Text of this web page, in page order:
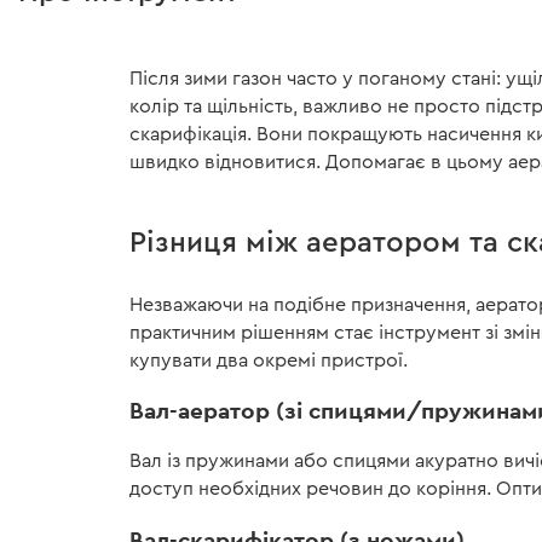
Всі характеристикиПісля зими газон часто у поганому стані:
колір та щільність, важливо не просто
скарифікація. Вони покращують насичення
швидко відновитися. Допомагає в цьому
Різниця між аератором та
Незважаючи на подібне призначення,
практичним рішенням стає інструмент зі
купувати два окремі пристрої.
Вал-аератор (зі спицями/
Вал із пружинами або спицями акуратно
доступ необхідних речовин до коріння.